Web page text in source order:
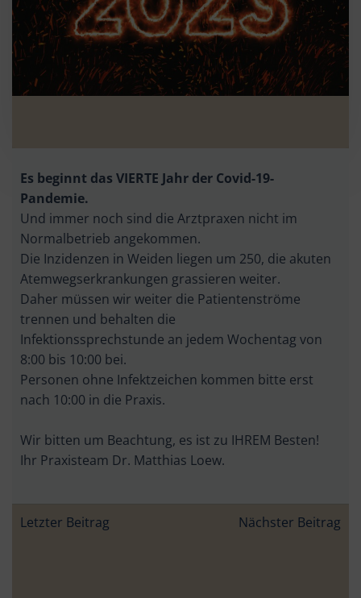
Es beginnt das VIERTE Jahr der Covid-19-
Pandemie.
Und immer noch sind die Arztpraxen nicht im
Normalbetrieb angekommen.
Die Inzidenzen in Weiden liegen um 250, die akuten
Atemwegserkrankungen grassieren weiter.
Daher müssen wir weiter die Patientenströme
trennen und behalten die
Infektionssprechstunde an jedem Wochentag von
8:00 bis 10:00 bei.
Personen ohne Infektzeichen kommen bitte erst
nach 10:00 in die Praxis.
Wir bitten um Beachtung, es ist zu IHREM Besten!
Ihr Praxisteam Dr. Matthias Loew.
Beitragsnavigation
Letzter Beitrag Nächster Beitrag